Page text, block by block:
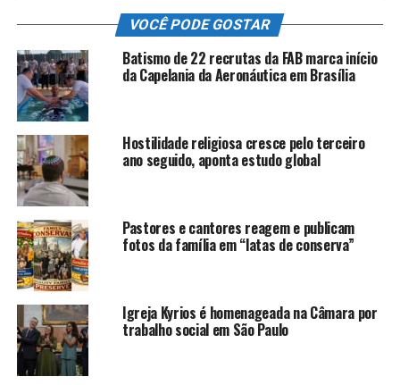
VOCÊ PODE GOSTAR
Batismo de 22 recrutas da FAB marca início
da Capelania da Aeronáutica em Brasília
Hostilidade religiosa cresce pelo terceiro
ano seguido, aponta estudo global
Pastores e cantores reagem e publicam
fotos da família em “latas de conserva”
Igreja Kyrios é homenageada na Câmara por
trabalho social em São Paulo